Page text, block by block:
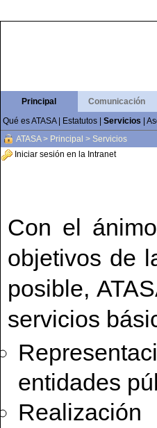
Principal Comunicación
Qué es ATASA| Estatutos Servicios
ATASA> Principal > Servicios
Iniciar sesión en la Intranet
Con el
objetivos de
posible,
servicios
entidades